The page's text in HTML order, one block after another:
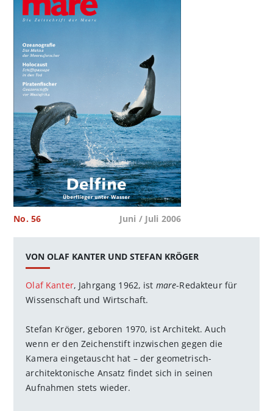
No. 56 Juni / Juli 2006
VON OLAF KANTER UND STEFAN KRÖGER
Olaf Kanter, Jahrgang 1962, ist mare-Redakteur für
Wissenschaft und Wirtschaft.
Stefan Kröger, geboren 1970, ist Architekt. Auch
wenn er den Zeichenstift inzwischen gegen die
Kamera eingetauscht hat – der geometrisch-
architektonische Ansatz findet sich in seinen
Aufnahmen stets wieder.